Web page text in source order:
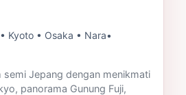
Kyoto • Osaka • Nara•
semi Jepang dengan menikmati
panorama Gunung Fuji,